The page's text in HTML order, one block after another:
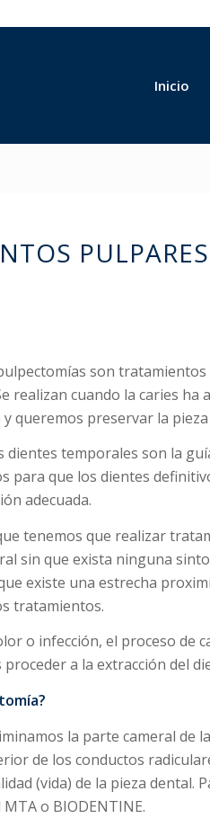
Inicio
son
realizan cuando la caries
y queremos preservar la
dientes temporales son la
para que los dientes
adecuada.
tenemos que realizar
sin que exista ninguna
existe una estrecha
tratamientos.
o infección, el proceso de
a la extracción del
la parte cameral de
de los conductos
(vida) de la pieza dental.
o BIODENTINE.